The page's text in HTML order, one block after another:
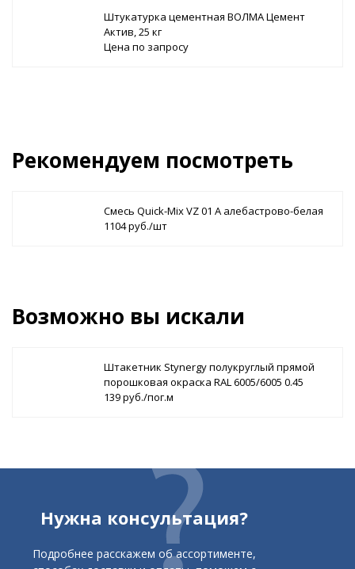
Штукатурка цементная ВОЛМА Цемент
Актив, 25 кг
Цена по запросу
Рекомендуем посмотреть
Смесь Quick-Mix VZ 01 A алебастрово-белая
1104 руб./шт
Возможно вы искали
Штакетник Stynergy полукруглый прямой
порошковая окраска RAL 6005/6005 0.45
139 руб./пог.м
Нужна консультация?
Подробнее расскажем об ассортименте,